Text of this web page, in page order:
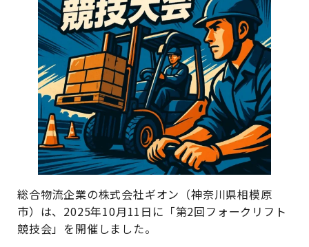
総合物流企業の株式会社ギオン（神奈川県相模原
市）は、2025年10月11日に「第2回フォークリフト
競技会」を開催しました。